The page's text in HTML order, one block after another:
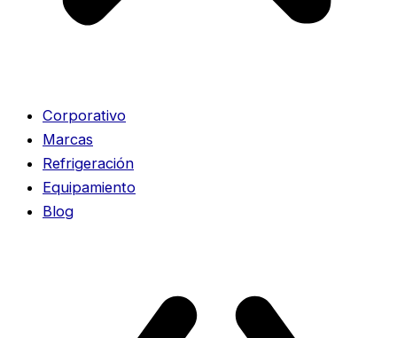
Corporativo
Marcas
Refrigeración
Equipamiento
Blog